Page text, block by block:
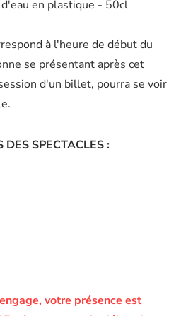
en plastique - 50cl
à l'heure de début du
se présentant après cet
d'un billet, pourra se voir
SPECTACLES :
votre présence est